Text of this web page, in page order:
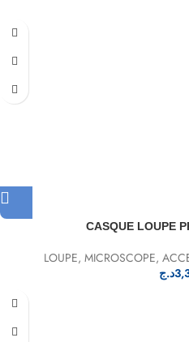
CASQUE LOUPE
LOUPE, MICROSCOPE,
د.ج